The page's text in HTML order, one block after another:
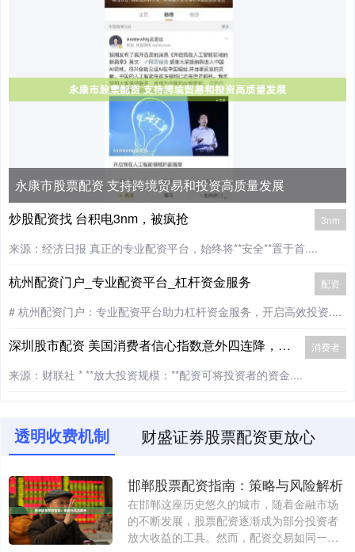
永康市股票配资 支持跨境贸易和投资高质量发展
3nm
炒股配资找 台积电3nm，被疯抢
来源：经济日报 真正的专业配资平台，始终将**安全**置于首....
配资
杭州配资门户_专业配资平台_杠杆资金服务
# 杭州配资门户：专业配资平台助力杠杆资金服务，开启高效投资....
消费者
深圳股市配资 美国消费者信心指数意外四连降，高物价持续侵蚀经济信心
来源：财联社 * **放大投资规模：**配资可将投资者的资金....
透明收费机制 财盛证券股票配资更放心
邯郸股票配资指南：策略与风险解析
在邯郸这座历史悠久的城市，随着金融市场
的不断发展，股票配资逐渐成为部分投资者
放大收益的工具。然而，配资交易如同一把